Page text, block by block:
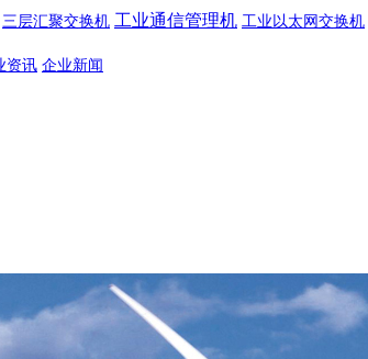
三层汇聚交换机 工业通信管理机 工业以太网交换机
资讯 企业新闻